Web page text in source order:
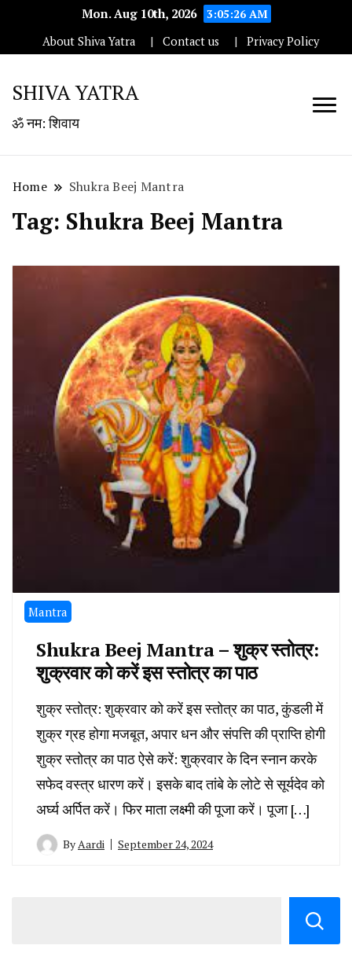
Mon. Aug 10th, 2026
3:05:27 AM
About Shiva Yatra
Contact us Privacy Policy
SHIVA YATRA
ॐ नम: शिवाय
Home Shukra Beej Mantra
Tag: Shukra Beej Mantra
Mantra
Shukra Beej Mantra – शुक्र स्तोत्र:
शुक्रवार को करें इस स्तोत्र का पाठ
शुक्र स्तोत्र: शुक्रवार को करें इस स्तोत्र का पाठ, कुंडली में
शुक्र ग्रह होगा मजबूत, अपार धन और संपत्ति की प्राप्ति होगी
शुक्र स्तोत्र का पाठ ऐसे करें: शुक्रवार के दिन स्नान करके
सफेद वस्त्र धारण करें। इसके बाद तांबे के लोटे से सूर्यदेव को
अर्घ्य अर्पित करें। फिर माता लक्ष्मी की पूजा करें। पूजा […]
ByAardi September 24, 2024